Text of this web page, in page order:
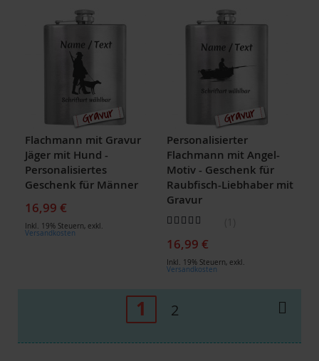
Flachmann mit Gravur
Jäger mit Hund -
Personalisiertes
Geschenk für Männer
16,99 €
Inkl. 19% Steuern, exkl.
Versandkosten
Personalisierter
Flachmann mit Angel-
Motiv - Geschenk für
Raubfisch-Liebhaber mit
Gravur
Bewertung:
16,99 €
Inkl. 19% Steuern, exkl.
Versandkosten
Sie
lesen
1 Seite
2